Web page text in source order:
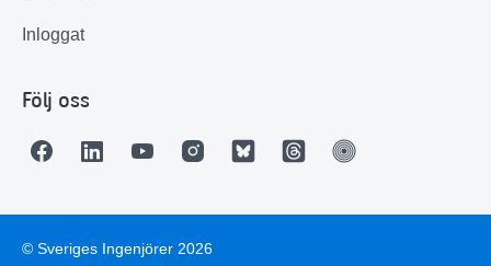
Inloggat
Följ oss
© Sveriges Ingenjörer 2026